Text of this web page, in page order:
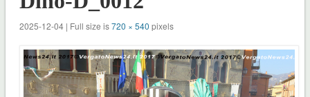
2025-12-04 | Full size is720 × 540 pixels